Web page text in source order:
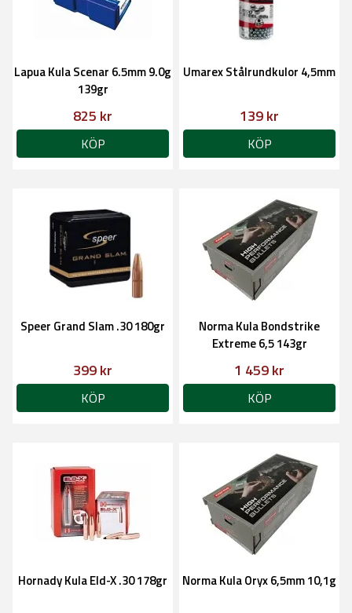
Lapua Kula Scenar 6.5mm 9.0g
139gr
825 kr
KÖP
Umarex Stålrundkulor 4,5mm
139 kr
KÖP
Speer Grand Slam .30 180gr
399 kr
KÖP
Norma Kula Bondstrike
Extreme 6,5 143gr
1 459 kr
KÖP
Hornady Kula Eld-X .30 178gr Norma Kula Oryx 6,5mm 10,1g